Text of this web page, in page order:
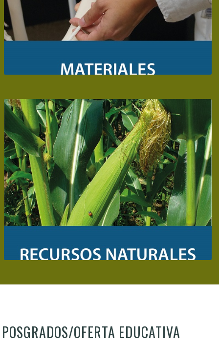
POSGRADOS/OFERTA EDUCATIVA